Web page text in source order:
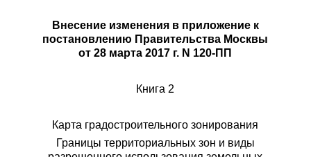
Внесение изменения в приложение к
постановлению Правительства Москвы
от 28 марта 2017 г. N 120-ПП
Книга 2
Карта градостроительного зонирования
Границы территориальных зон и виды